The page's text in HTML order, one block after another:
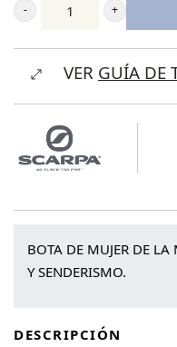
Scarpa
Cyclone
cantidad
VER GUÍA DE
BOTA DE MUJER DE LA
Y SENDERISMO.
DESCRIPCIÓN